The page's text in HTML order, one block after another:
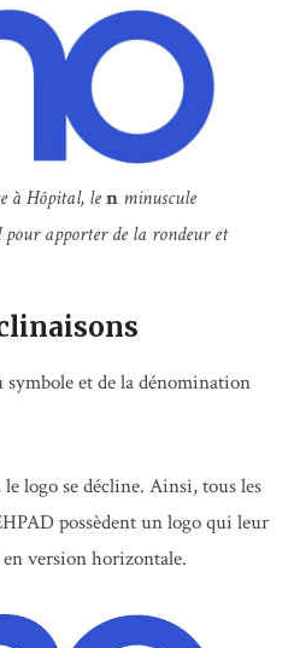
à Hôpital, len minuscule
apporter de la rondeur et
et de la dénomination
logo se décline. Ainsi, tous les
possèdent un logo qui leur
version horizontale.